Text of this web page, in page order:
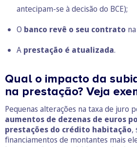
antecipam-se à decisão do BCE);
O banco revê o seu contrato
A prestação é atualizada.
Qual o impacto da
na prestação? Veja
Pequenas alterações na taxa de juro
aumentos de dezenas de euros
prestações do crédito habitação,
financiamentos de montantes mais